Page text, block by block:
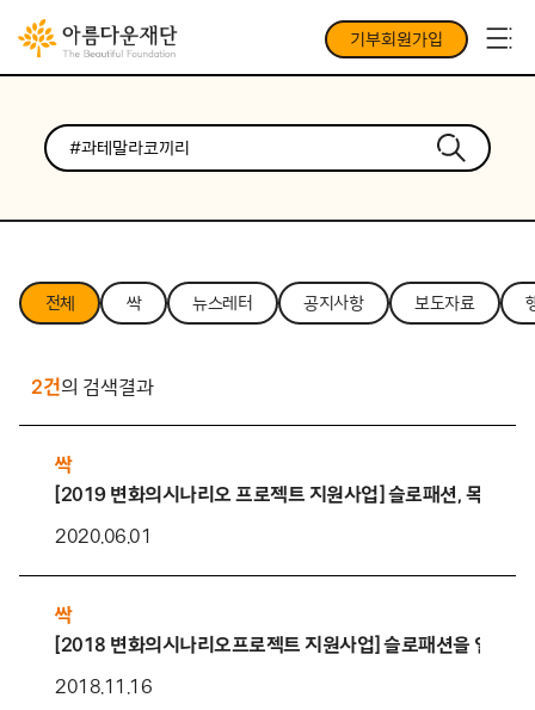
기부회원가입
전체 싹 뉴스레터 공지사항 보도자료
2건의 검색결과
싹
[2019 변화의시나리오 프로젝트 지원사업] 슬로패션, 목화랑
2020.06.01
싹
[2018 변화의시나리오프로젝트 지원사업] 슬로패션을 열다 –
2018.11.16